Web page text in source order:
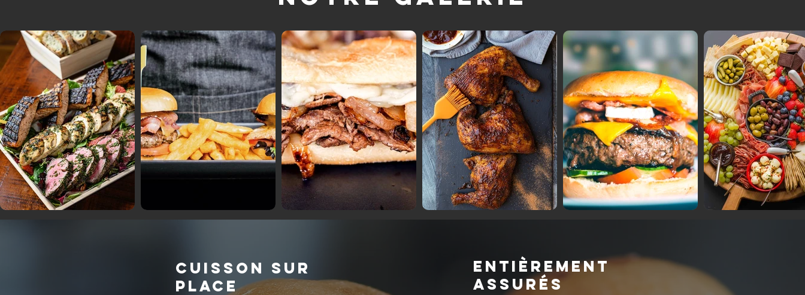
CUISSON SUR
PLACE
ENTIÈREMENT
ASSURÉS